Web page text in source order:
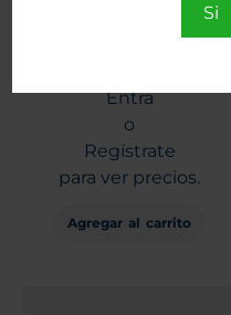
Si
Pipa Calvo Unique Spoon
Entra
o
Regístrate
para ver precios.
Agregar al carrito